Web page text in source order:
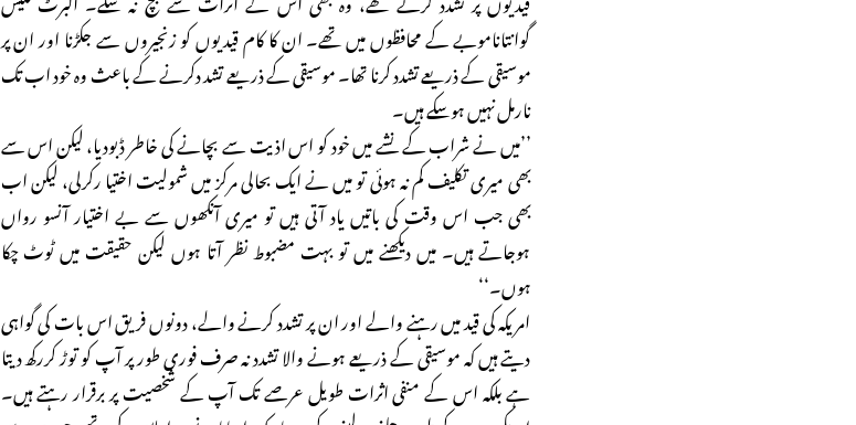
گوانتاناموبے کے محافظوں میں تھے۔ ان کا کام قیدیوں کو زنجیروں سے جکڑنا اور ان پر
موسیقی کے ذریعے تشدد کرنا تھا۔ موسیقی کے ذریعے تشد دکرنے کے باعث وہ خود اب تک
نارمل نہیں ہوسکے ہیں۔
’’میں نے شراب کے نشے میں خود کو اس اذیت سے بچانے کی خاطر ڈبودیا، لیکن اس سے
بھی میری تکلیف کم نہ ہوئی تو میں نے ایک بحالی مرکز میں شمولیت اختیا رکرلی، لیکن اب
بھی جب اس وقت کی باتیں یاد آتی ہیں تو میری آنکھوں سے بے اختیار آنسو رواں
ہوجاتے ہیں۔ میں دیکھنے میں تو بہت مضبوط نظر آتا ہوں لیکن حقیقت میں ٹوٹ چکا
ہوں۔‘‘
امریکہ کی قید میں رہنے والے اور ان پر تشدد کرنے والے، دونوں فریق اس بات کی گواہی
دیتے ہیں کہ موسیقی کے ذریعے ہونے والا تشدد نہ صرف فوری طور پر آپ کو توڑ کررکھ دیتا
ہے بلکہ اس کے منفی اثرات طویل عرصے تک آپ کے شخصیت پر برقرار رہتے ہیں۔